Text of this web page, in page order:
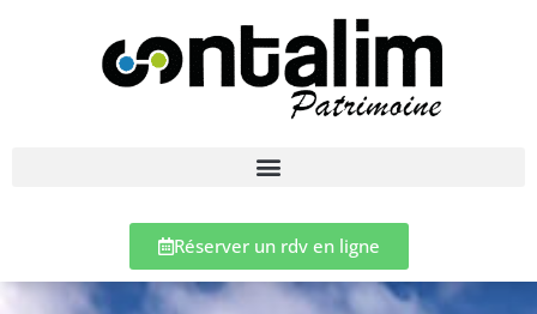
Réserver un rdv en ligne